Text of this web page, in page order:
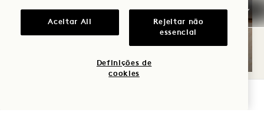
QUINTAS-FEIRAS «SIP &
SEA»Aceitar All
Rejeitar não
essencial
Definições de
cookies